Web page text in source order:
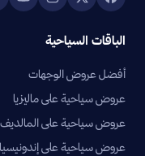
الباقات السياحية
أفضل عروض الوجهات
عروض سياحية على ماليزيا
عروض سياحية على المالديف
عروض سياحية على إندونيسيا